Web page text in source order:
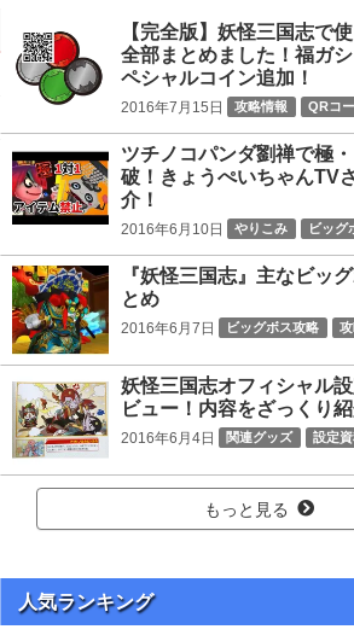
【完全版】妖怪三国志で
全部まとめました！福ガ
ペシャルコイン追加！
2016年7月15日 攻略情報 QRコ
ツチノコパンダ劉禅で極
破！きょうぺいちゃんTV
介！
2016年6月10日 やりこみ ビッグ
ツチノコパンダ劉禅
ビッグボス
『妖怪三国志』主なビッ
とめ
2016年6月7日 ビッグボス攻略
ソルカ
ノルカ ノルカソルカ
プリズンブレイカー曹彰
レッドJ
日ノ神
赤鬼呂布 魔王コイ
妖怪三国志オフィシャル
ビュー！内容をざっくり紹
2016年6月4日 関連グッズ 設定
もっと見る
人気ランキング